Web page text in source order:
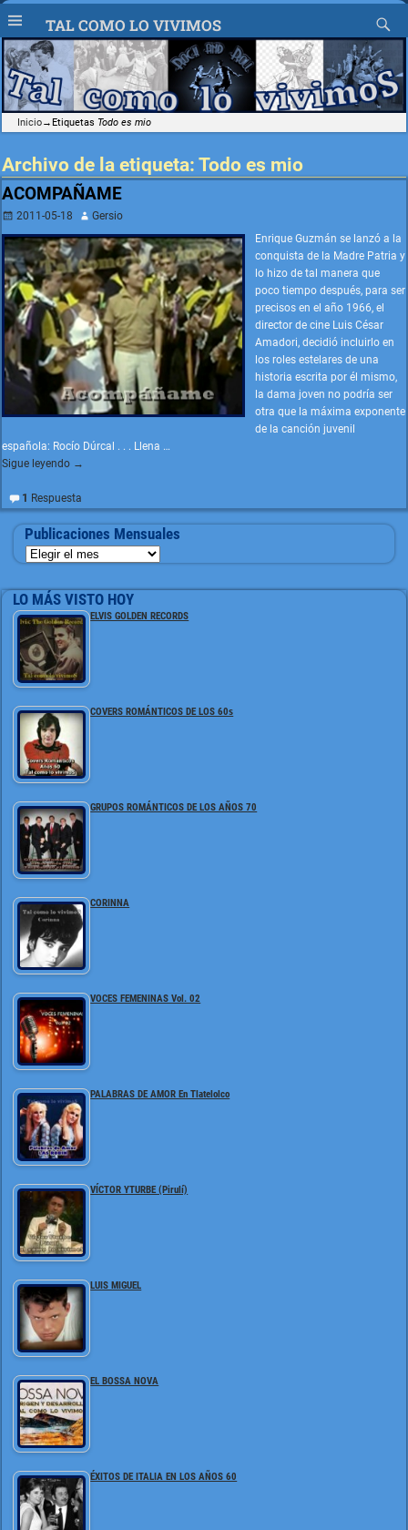
TAL COMO LO VIVIMOS
Inicio→Etiquetas Todo es mio
Archivo de la etiqueta:Todo es mio
ACOMPAÑAME
2011-05-18
Gersio
Enrique Guzmán se lanzó a la
conquista de la Madre Patria y
lo hizo de tal manera que
poco tiempo después, para ser
precisos en el año 1966, el
director de cine Luis César
Amadori, decidió incluirlo en
los roles estelares de una
historia escrita por él mismo,
la dama joven no podría ser
otra que la máxima exponente
de la canción juvenil
española: Rocío Dúrcal . . . Llena …
Sigue leyendo →
1 Respuesta
Publicaciones Mensuales
LO MÁS VISTO HOY
ELVIS GOLDEN RECORDS
COVERS ROMÁNTICOS DE LOS 60s
GRUPOS ROMÁNTICOS DE LOS AÑOS 70
CORINNA
VOCES FEMENINAS Vol. 02
PALABRAS DE AMOR En Tlatelolco
VÍCTOR YTURBE (Pirulí)
LUIS MIGUEL
EL BOSSA NOVA
ÉXITOS DE ITALIA EN LOS AÑOS 60